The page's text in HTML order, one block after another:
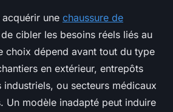
acquérir une chaussure de
cibler les besoins réels liés au
choix dépend avant tout du type
en extérieur, entrepôts
ou secteurs médicaux
Un modèle inadapté peut induire